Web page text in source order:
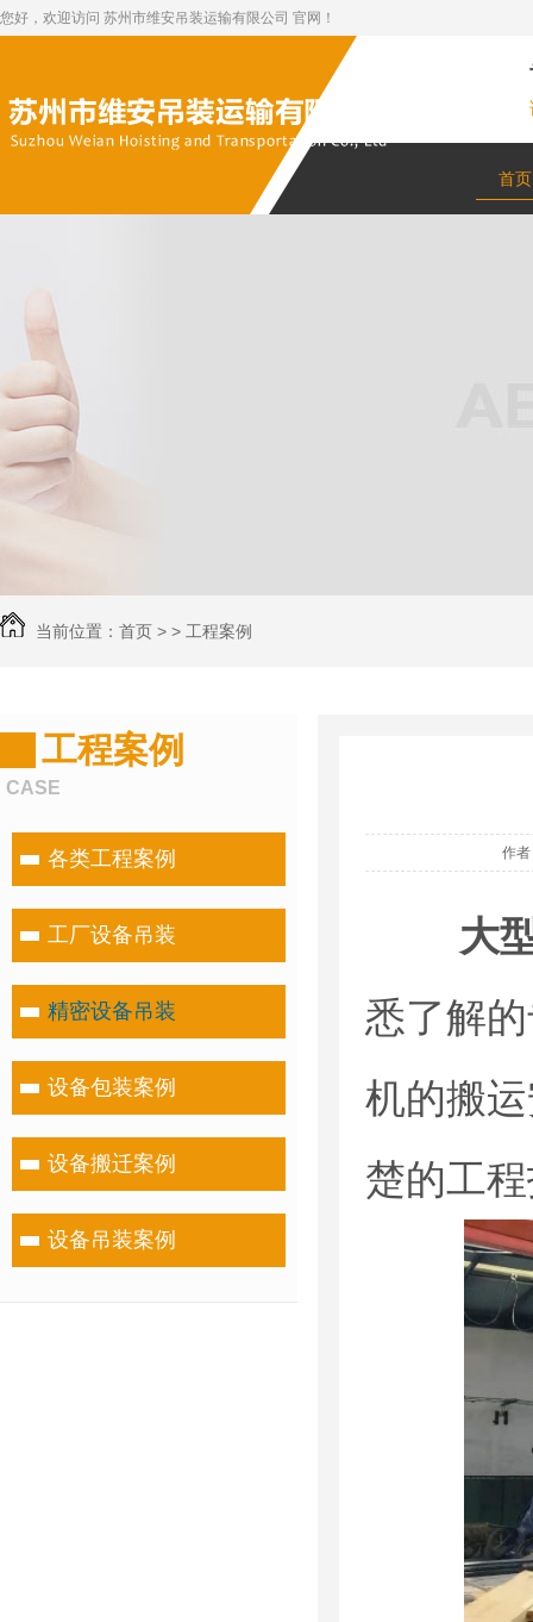
您好，欢迎访问 苏州市维安吊装运输有限公司 官网！
首页
当前位置： 首页 > > 工程案例
工程案例
CASE
各类工程案例
工厂设备吊装
精密设备吊装
设备包装案例
设备搬迁案例
设备吊装案例
作者
大
悉了解
机的搬
楚的工